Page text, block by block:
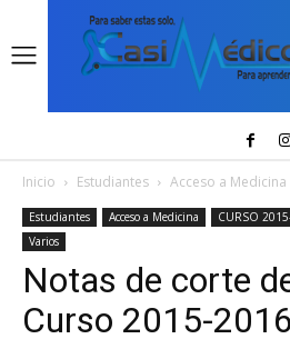
Inicio Estudiantes Acceso a Medicina
Estudiantes Acceso a Medicina CURSO
Varios
Notas de corte
Curso 2015-